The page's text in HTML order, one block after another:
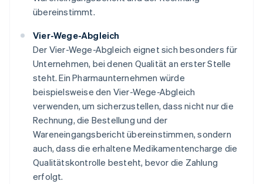
übereinstimmt.
Vier-Wege-Abgleich
Der Vier-Wege-Abgleich eignet sich besonders für
Unternehmen, bei denen Qualität an erster Stelle
steht. Ein Pharmaunternehmen würde
beispielsweise den Vier-Wege-Abgleich
verwenden, um sicherzustellen, dass nicht nur die
Rechnung, die Bestellung und der
Wareneingangsbericht übereinstimmen, sondern
auch, dass die erhaltene Medikamentencharge die
Qualitätskontrolle besteht, bevor die Zahlung
erfolgt.